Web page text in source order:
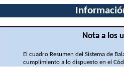
Nota a los
El cuadro Resumen del Sistema de
cumplimiento a lo dispuesto en el